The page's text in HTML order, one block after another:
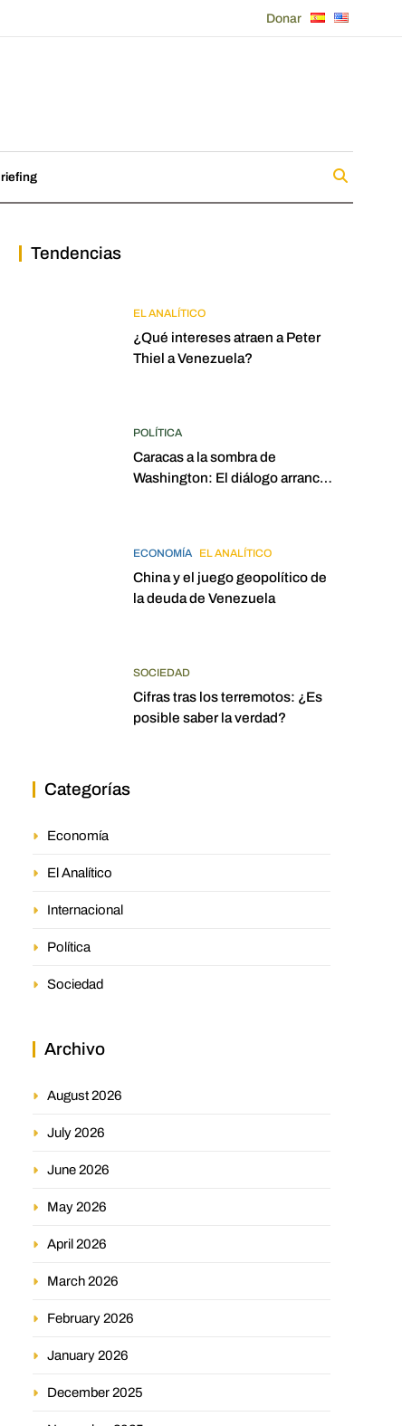
Donar
Tendencias
EL ANALÍTICO
¿Qué intereses atraen a Peter
Thiel a Venezuela?
POLÍTICA
Caracas a la sombra de
Washington: El diálogo arrancó
ECONOMÍA EL ANALÍTICO
China y el juego geopolítico de
la deuda de Venezuela
SOCIEDAD
Cifras tras los terremotos: ¿Es
posible saber la verdad?
Categorías
Economía
El Analítico
Internacional
Política
Sociedad
Archivo
August 2026
July 2026
June 2026
May 2026
April 2026
March 2026
February 2026
January 2026
December 2025